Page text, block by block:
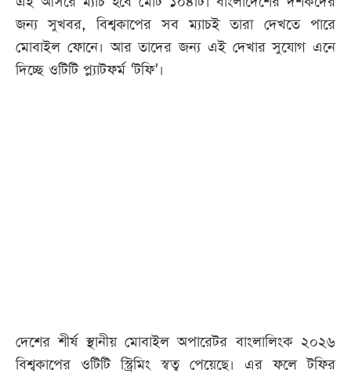
জন্য সুখবর, বিশ্বকাপের সব ম্যাচই তারা দেখতে পারে
মোবাইল ফোনে। আর তাদের জন্য এই দেখার সুযোগ এনে
দিচ্ছে ওটিটি প্ল্যাটফর্ম ‘টফি’।
দেশের শীর্ষ স্থানীয় মোবাইল অপারেটর বাংলালিংক ২০২৬
বিশ্বকাপের ওটিটি স্ট্রিমিং স্বত্ব পেয়েছে। এর ফলে টফির